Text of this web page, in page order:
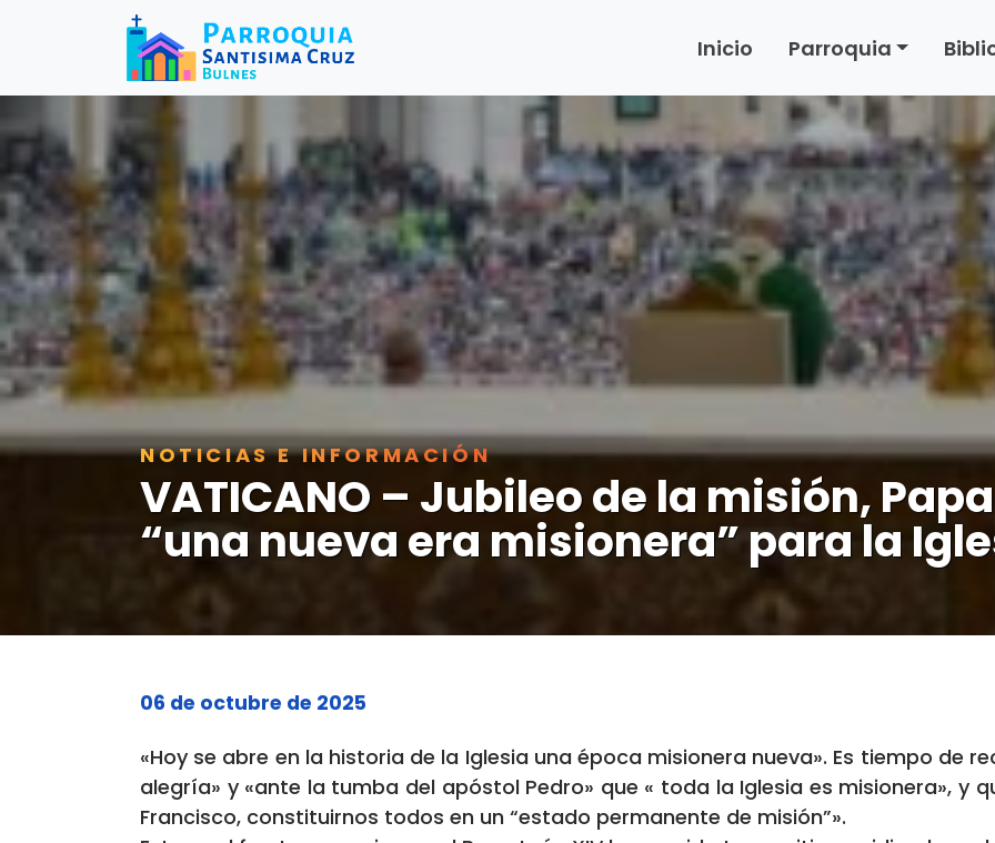
Inicio Parroquia
NOTICIAS E INFORMACIÓN
VATICANO – Jubileo de la misión,
“una nueva era misionera” para la
06 de octubre de 2025
«Hoy se abre en la historia de la Iglesia una época misionera nueva». Es tiempo de
alegría» y «ante la tumba del apóstol Pedro» que « toda la Iglesia es misionera», y
Francisco, constituirnos todos en un “estado permanente de misión”».